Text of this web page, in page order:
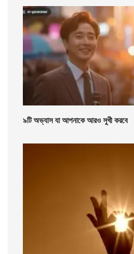
৯টি অভ্যাস যা আপনাকে আরও সুখী করবে